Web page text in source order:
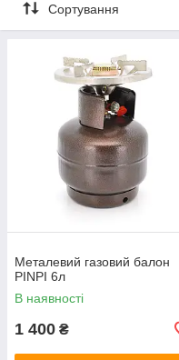
Сортування
Металевий газовий балон
PINPI 6л
В наявності
1 400 ₴